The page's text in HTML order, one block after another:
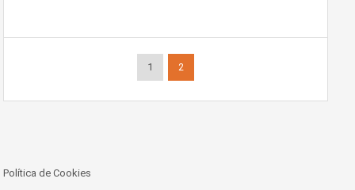
1 2
Política de Cookies